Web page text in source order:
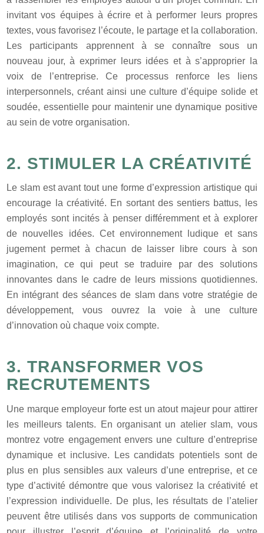
invitant vos équipes à écrire et à performer leurs propres
textes, vous favorisez l’écoute, le partage et la collaboration.
Les participants apprennent à se connaître sous un
nouveau jour, à exprimer leurs idées et à s’approprier la
voix de l’entreprise. Ce processus renforce les liens
interpersonnels, créant ainsi une culture d’équipe solide et
soudée, essentielle pour maintenir une dynamique positive
au sein de votre organisation.
2. STIMULER LA CRÉATIVITÉ
Le slam est avant tout une forme d’expression artistique qui
encourage la créativité. En sortant des sentiers battus, les
employés sont incités à penser différemment et à explorer
de nouvelles idées. Cet environnement ludique et sans
jugement permet à chacun de laisser libre cours à son
imagination, ce qui peut se traduire par des solutions
innovantes dans le cadre de leurs missions quotidiennes.
En intégrant des séances de slam dans votre stratégie de
développement, vous ouvrez la voie à une culture
d’innovation où chaque voix compte.
3. TRANSFORMER VOS
RECRUTEMENTS
Une marque employeur forte est un atout majeur pour attirer
les meilleurs talents. En organisant un atelier slam, vous
montrez votre engagement envers une culture d’entreprise
dynamique et inclusive. Les candidats potentiels sont de
plus en plus sensibles aux valeurs d’une entreprise, et ce
type d’activité démontre que vous valorisez la créativité et
l’expression individuelle. De plus, les résultats de l’atelier
peuvent être utilisés dans vos supports de communication